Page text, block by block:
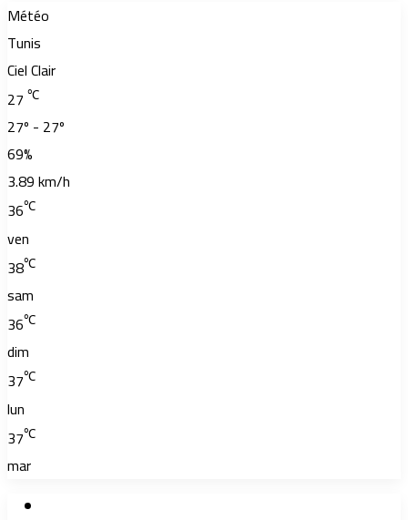
Météo
Tunis
Ciel Clair
27 ℃
27º - 27º
69%
3.89 km/h
36℃
ven
38℃
sam
36℃
dim
37℃
lun
37℃
mar